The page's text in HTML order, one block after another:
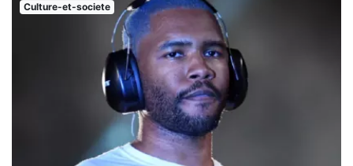
Culture-et-societe